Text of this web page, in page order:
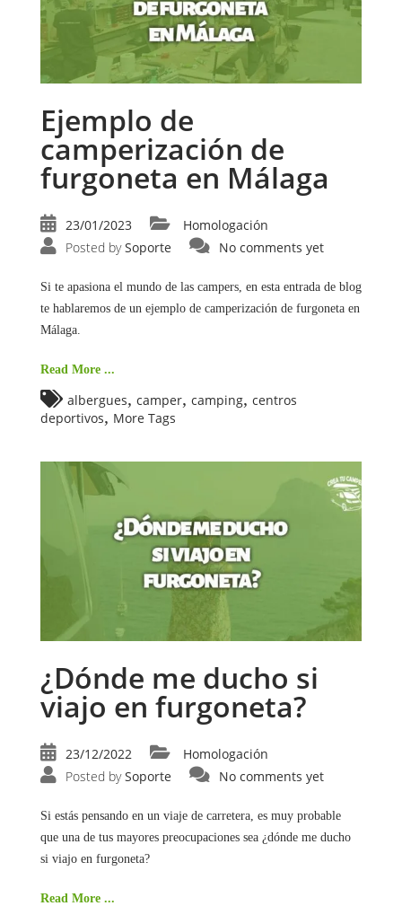
Ejemplo de
camperización de
furgoneta en Málaga
23/01/2023
Homologación
Posted by Soporte No comments yet
Si te apasiona el mundo de las campers, en esta entrada de blog
te hablaremos de un ejemplo de camperización de furgoneta en
Málaga.
Read More ...
albergues camper camping centros
deportivos
More Tags
¿Dónde me ducho si
viajo en furgoneta?
23/12/2022
Homologación
Posted by Soporte No comments yet
Si estás pensando en un viaje de carretera, es muy probable
que una de tus mayores preocupaciones sea ¿dónde me ducho
si viajo en furgoneta?
Read More ...